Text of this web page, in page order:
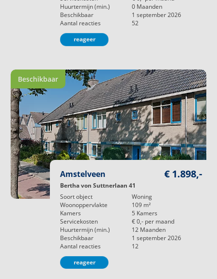
Huurtermijn (min.)
0 Maanden
Beschikbaar
1 september 2026
Aantal reacties
52
reageer
Beschikbaar
Amstelveen
Bertha von Suttnerlaan 41
€ 1.898,-
Soort object
Woning
Woonoppervlakte
109 m²
Kamers
5 Kamers
Servicekosten
€ 0,- per maand
Huurtermijn (min.)
12 Maanden
Beschikbaar
1 september 2026
Aantal reacties
12
reageer